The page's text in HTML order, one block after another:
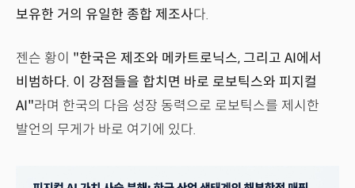
보유한 거의 유일한 종합 제조사다.
젠슨 황이 "한국은 제조와 메카트로닉스, 그리고 AI에서
비범하다. 이 강점들을 합치면 바로 로보틱스와 피지컬
AI"라며 한국의 다음 성장 동력으로 로보틱스를 제시한
발언의 무게가 바로 여기에 있다.